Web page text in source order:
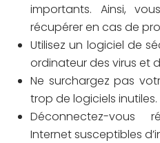
importants. Ainsi,
récupérer en cas de
Utilisez un logiciel de
ordinateur des virus et
Ne surchargez pas
trop de logiciels inutiles.
Déconnectez-vous
Internet susceptibles